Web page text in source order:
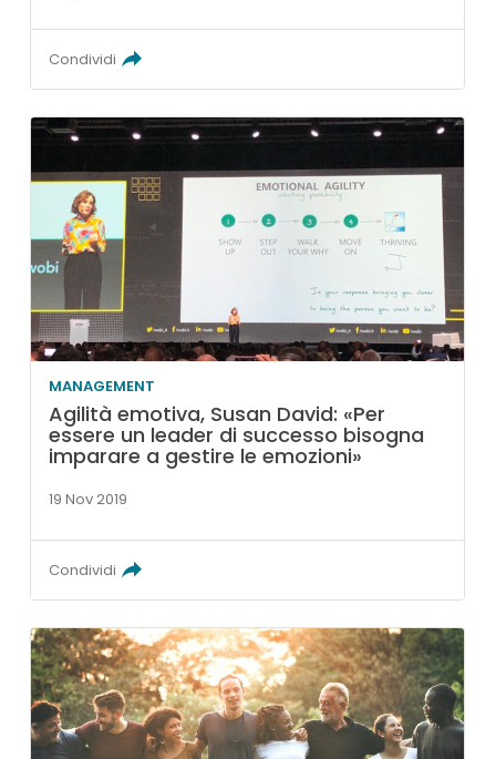
Condividi
MANAGEMENT
Agilità emotiva, Susan David: «Per
essere un leader di successo bisogna
imparare a gestire le emozioni»
19 Nov 2019
Condividi